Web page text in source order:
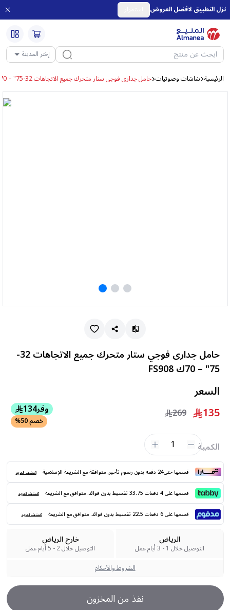
نزل التطبيق لافضل العروض
إختر المدينة
الرئيسية شاشات وصوتيات حامل جدارى فوجي ستار متحرك جميع الاتجاهات 32-75" – 70ك FS908
حامل جدارى فوجي ستار متحرك جميع الاتجاهات 32-
75" – 70ك FS908
السعر
135
269 وفر134
خصم 50%
الكمية 1
قسمها حتى24 دفعه بدون رسوم تأخير. متوافقة مع الشريعة الإسلامية اكتشف المزيد
قسمها على 4 دفعات 33.75 تقسيط بدون فوائد. متوافق مع الشريعة اكتشف المزيد
قسمها على 6 دفعات 22.5 تقسيط بدون فوائد. متوافق مع الشريعة اكتشف المزيد
الرياض
التوصيل خلال 1 - 3 أيام عمل
خارج الرياض
التوصيل خلال 2 - 5 أيام عمل
الشروط والأحكام
نفذ من المخزون